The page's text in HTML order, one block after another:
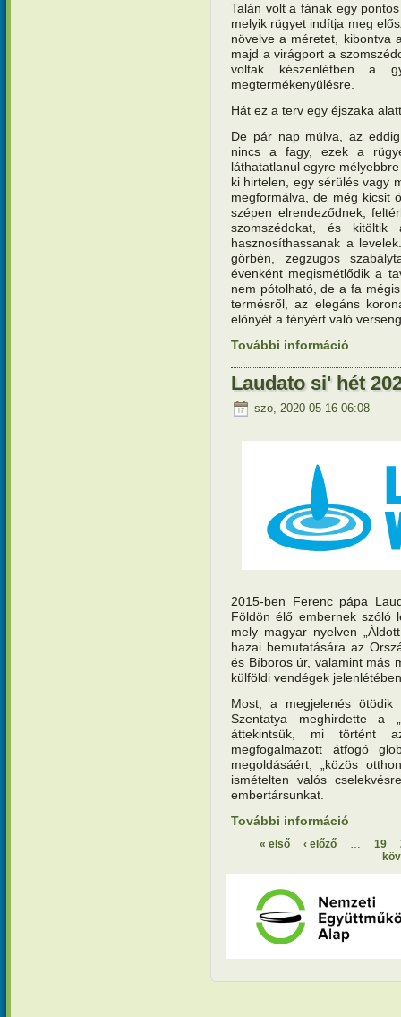
Talán volt a fának egy
melyik rügyet indítja meg
növelve a méretet, kibontva
majd a virágport a
voltak készenlétben a
megtermékenyülésre.
Hát ez a terv egy éjszaka
De pár nap múlva, az
nincs a fagy, ezek a
láthatatlanul egyre
ki hirtelen, egy sérülés vagy
megformálva, de még kicsit
szépen elrendeződnek,
szomszédokat, és
hasznosíthassanak a
görbén, zegzugos
évenként megismétlődik a
nem pótolható, de a fa
termésről, az elegáns
előnyét a fényért való
További információ
Laudato si' hét
szo, 2020-05-16 06:08
2015-ben Ferenc pápa
Földön élő embernek szóló
mely magyar nyelven
hazai bemutatására az
és Bíboros úr, valamint más
külföldi vendégek
Most, a megjelenés
Szentatya meghirdette a
áttekintsük, mi történt
megfogalmazott átfogó
megoldásáért, „közös
ismételten valós
embertársunkat.
További információ
« első ‹ előző … 19